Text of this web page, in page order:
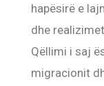
hapësirë e
dhe
Qëllimi i saj
migracionit